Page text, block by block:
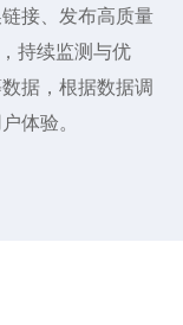
接、发布高质量
持续监测与优
据，根据数据调
体验。